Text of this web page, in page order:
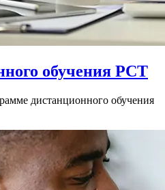
обучения PCT
дистанционного обучения